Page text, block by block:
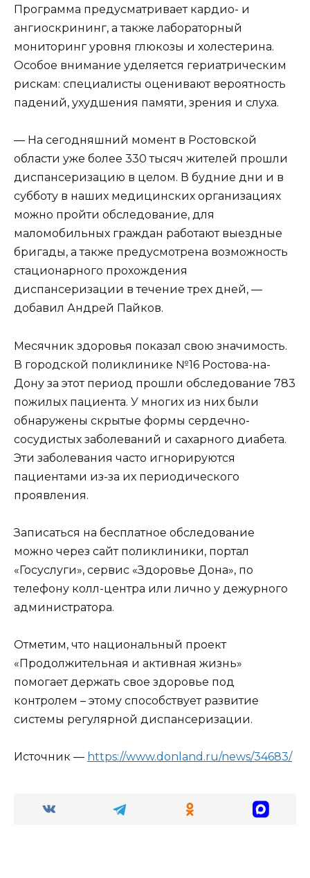
Программа предусматривает кардио- и
ангиоскрининг, а также лабораторный
мониторинг уровня глюкозы и холестерина.
Особое внимание уделяется гериатрическим
рискам: специалисты оценивают вероятность
падений, ухудшения памяти, зрения и слуха.
— На сегодняшний момент в Ростовской
области уже более 330 тысяч жителей прошли
диспансеризацию в целом. В будние дни и в
субботу в наших медицинских организациях
можно пройти обследование, для
маломобильных граждан работают выездные
бригады, а также предусмотрена возможность
стационарного прохождения
диспансеризации в течение трех дней, —
добавил Андрей Пайков.
Месячник здоровья показал свою значимость.
В городской поликлинике №16 Ростова-на-
Дону за этот период прошли обследование 783
пожилых пациента. У многих из них были
обнаружены скрытые формы сердечно-
сосудистых заболеваний и сахарного диабета.
Эти заболевания часто игнорируются
пациентами из-за их периодического
проявления.
Записаться на бесплатное обследование
можно через сайт поликлиники, портал
«Госуслуги», сервис «Здоровье Дона», по
телефону колл-центра или лично у дежурного
администратора.
Отметим, что национальный проект
«Продолжительная и активная жизнь»
помогает держать свое здоровье под
контролем – этому способствует развитие
системы регулярной диспансеризации.
Источник — https://www.donland.ru/news/34683/